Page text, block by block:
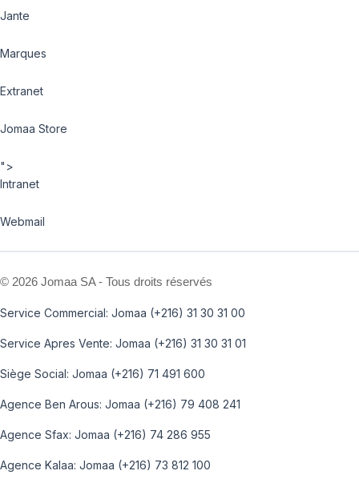
Jante
Marques
Extranet
Jomaa Store
">
Intranet
Webmail
© 2026 Jomaa SA - Tous droits réservés
Service Commercial: Jomaa (+216) 31 30 31 00
Service Apres Vente: Jomaa (+216) 31 30 31 01
Siège Social: Jomaa (+216) 71 491 600
Agence Ben Arous: Jomaa (+216) 79 408 241
Agence Sfax: Jomaa (+216) 74 286 955
Agence Kalaa: Jomaa (+216) 73 812 100